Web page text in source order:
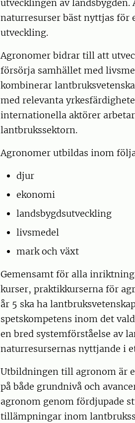
utvecklingen av
naturresurser bäst nyttjas för
utveckling.
Agronomer bidrar till att
försörja samhället med
kombinerar
med relevanta
internationella aktörer
lantbrukssektorn.
Agronomer utbildas inom
djur
ekonomi
landsbygdsutveckling
livsmedel
mark och växt
Gemensamt för alla
kurser, praktikkurserna för
år 5 ska ha
spetskompetens inom det
en bred systemförståelse av
naturresursernas nyttjande i
Utbildningen till agronom är
på både grundnivå och
agronom genom fördjupade
tillämpningar inom